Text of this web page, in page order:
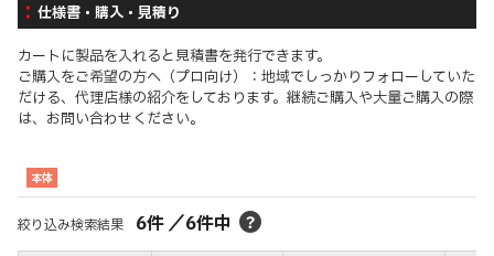
仕様書・購入・見積り
カートに製品を入れると見積書を発行できます。
ご購入をご希望の方へ（プロ向け）：地域でしっかりフォローしていた
だける、代理店様の紹介をしております。継続ご購入や大量ご購入の際
は、お問い合わせください。
本体
絞り込み検索結果 6件／6件中